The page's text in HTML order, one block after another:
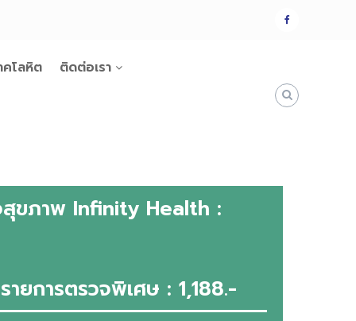
แฟน
คโลหิต ติดต่อเรา
สุขภาพ Infinity Health :
ยการตรวจพิเศษ : 1,188.-